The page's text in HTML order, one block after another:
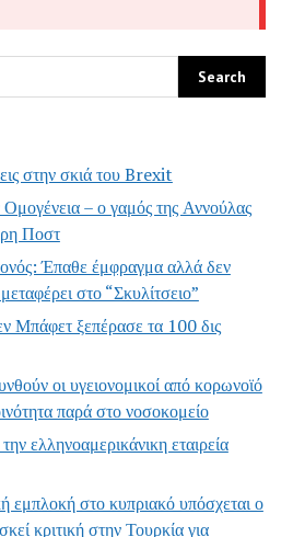
στην σκιά του Brexit
– ο γαμός της Αννούλας
Ποστ
Έπαθε έμφραγμα αλλά δεν
στο “Σκυλίτσειο”
Μπάφετ ξεπέρασε τα 100 δις
οι υγειονομικοί από κορωνοϊό
παρά στο νοσοκομείο
ελληνοαμερικάνικη εταιρεία
εμπλοκή στο κυπριακό υπόσχεται ο
κριτική στην Τουρκία για